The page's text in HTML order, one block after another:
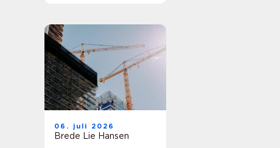
06. juli 2026
Brede Lie Hansen